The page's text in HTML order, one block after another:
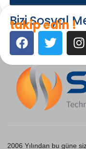
Bizi Sosyal
takip edin !
2006 Yılından bu güne